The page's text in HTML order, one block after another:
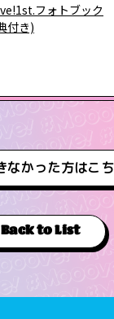
フォトブック
付き)
なかった方はこ
Back to List